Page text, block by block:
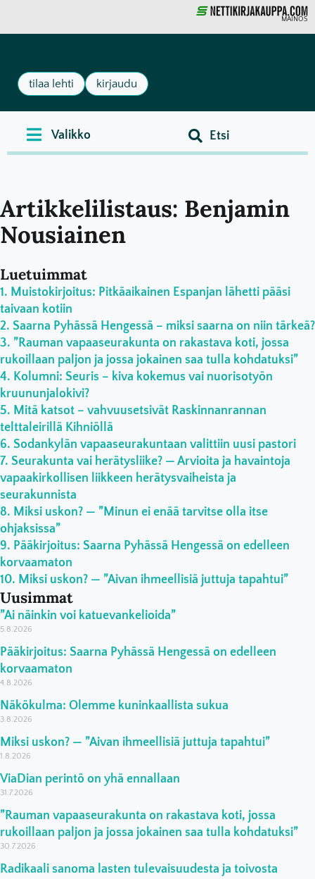
MAINOS
tilaa lehti kirjaudu
Artikkelilistaus: Benjamin
Nousiainen
Luetuimmat
Muistokirjoitus: Pitkäaikainen Espanjan lähetti pääsi
taivaan kotiin
Saarna Pyhässä Hengessä – miksi saarna on niin tärkeä?
”Rauman vapaaseurakunta on rakastava koti, jossa
rukoillaan paljon ja jossa jokainen saa tulla kohdatuksi”
Kolumni: Seuris – kiva kokemus vai nuorisotyön
kruununjalokivi?
Mitä katsot – vahvuusetsivät Raskinnanrannan
telttaleirillä Kihniöllä
Sodankylän vapaaseurakuntaan valittiin uusi pastori
Seurakunta vai herätysliike? — Arvioita ja havaintoja
vapaakirkollisen liikkeen herätysvaiheista ja
seurakunnista
Miksi uskon? — ”Minun ei enää tarvitse olla itse
ohjaksissa”
Pääkirjoitus: Saarna Pyhässä Hengessä on edelleen
korvaamaton
Miksi uskon? — ”Aivan ihmeellisiä juttuja tapahtui”
Uusimmat
”Ai näinkin voi katuevankelioida”
5.8.2026
Pääkirjoitus: Saarna Pyhässä Hengessä on edelleen
korvaamaton
4.8.2026
Näkökulma: Olemme kuninkaallista sukua
3.8.2026
Miksi uskon? — ”Aivan ihmeellisiä juttuja tapahtui”
1.8.2026
ViaDian perintö on yhä ennallaan
31.7.2026
”Rauman vapaaseurakunta on rakastava koti, jossa
rukoillaan paljon ja jossa jokainen saa tulla kohdatuksi”
30.7.2026
Radikaali sanoma lasten tulevaisuudesta ja toivosta